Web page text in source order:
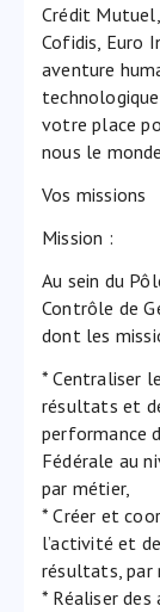
Crédit
Cofidis, Euro
aventure
votre place
nous le
Vos missions
Mission :
Au sein du
Contrôle de
dont les
* Centraliser
résultats et
performance
Fédérale au
par métier,
* Créer et
l’activité et
résultats, par
* Réaliser